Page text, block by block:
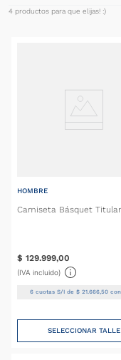
4 productos
HOMBRE
Camiseta Básquet
$ 129.999,00
(IVA incluido)
6 cuotas S/I de$ 21 .666 ,50 con
SELECCIONAR TALLE